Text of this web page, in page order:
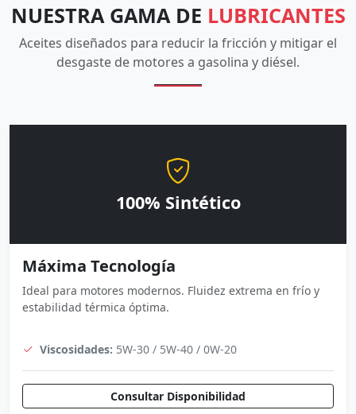
NUESTRA GAMA DE LUBRICANTES
Aceites diseñados para reducir la fricción y mitigar el
desgaste de motores a gasolina y diésel.
100% Sintético
Máxima Tecnología
Ideal para motores modernos. Fluidez extrema en frío y
estabilidad térmica óptima.
Viscosidades: 5W-30 / 5W-40 / 0W-20
Consultar Disponibilidad